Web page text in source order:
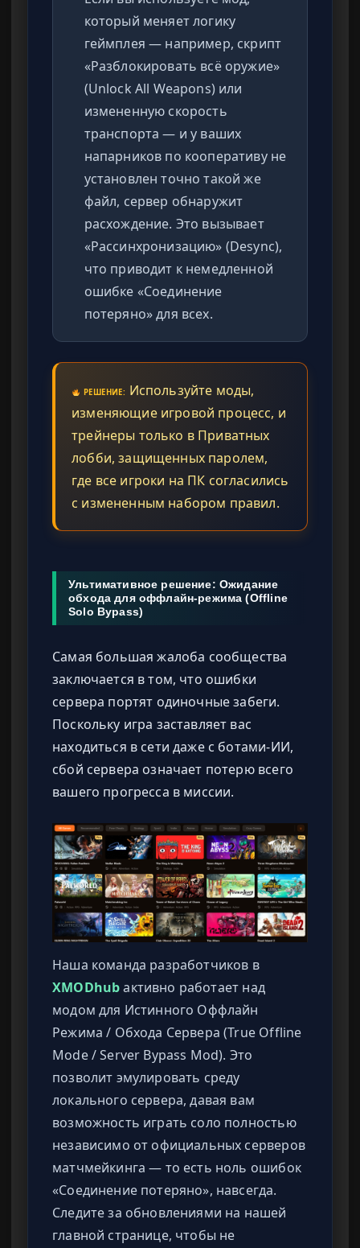
который меняет логику
геймплея — например, скрипт
«Разблокировать всё оружие»
(Unlock All Weapons) или
измененную скорость
транспорта — и у ваших
напарников по кооперативу не
установлен точно такой же
файл, сервер обнаружит
расхождение. Это вызывает
«Рассинхронизацию» (Desync),
что приводит к немедленной
ошибке «Соединение
потеряно» для всех.
РЕШЕНИЕ: Используйте моды,
изменяющие игровой процесс, и
трейнеры только в Приватных
лобби, защищенных паролем,
где все игроки на ПК согласились
с измененным набором правил.
Ультимативное решение: Ожидание
обхода для оффлайн-режима (Offline
Solo Bypass)
Самая большая жалоба сообщества
заключается в том, что ошибки
сервера портят одиночные забеги.
Поскольку игра заставляет вас
находиться в сети даже с ботами-ИИ,
сбой сервера означает потерю всего
вашего прогресса в миссии.
Наша команда разработчиков в
XMODhubактивно работает над
модом для Истинного Оффлайн
Режима / Обхода Сервера (True Offline
Mode / Server Bypass Mod). Это
позволит эмулировать среду
локального сервера, давая вам
возможность играть соло полностью
независимо от официальных серверов
матчмейкинга — то есть ноль ошибок
«Соединение потеряно», навсегда.
Следите за обновлениями на нашей
главной странице, чтобы не